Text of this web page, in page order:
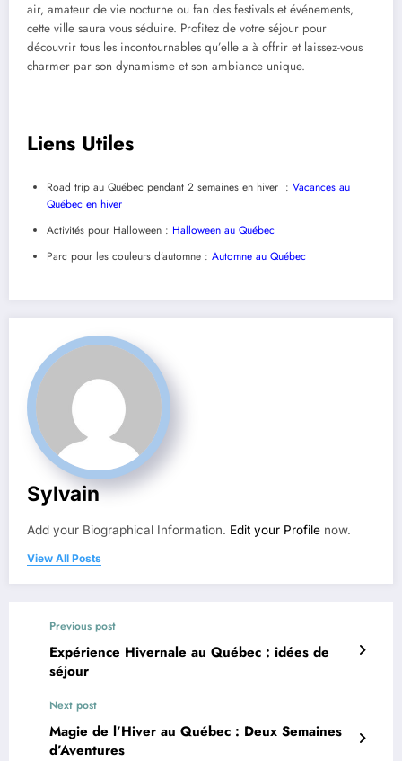
air, amateur de vie nocturne ou fan des festivals et événements,
cette ville saura vous séduire. Profitez de votre séjour pour
découvrir tous les incontournables qu’elle a à offrir et laissez-vous
charmer par son dynamisme et son ambiance unique.
Liens Utiles
Road trip au Québec pendant 2 semaines en hiver : Vacances au
Québec en hiver
Activités pour Halloween : Halloween au Québec
Parc pour les couleurs d’automne : Automne au Québec
Sylvain
Add your Biographical Information. Edit your Profile now.
View All Posts
Previous post
Expérience Hivernale au Québec : idées de
séjour
Next post
Magie de l’Hiver au Québec : Deux Semaines
d’Aventures